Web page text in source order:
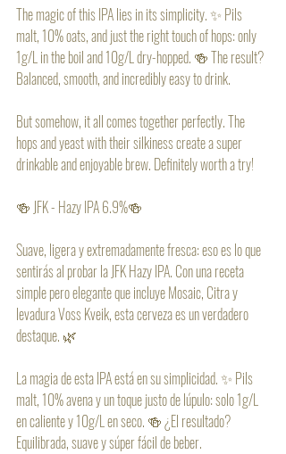
The magic of this IPA lies in its simplicity. ✨ Pils
malt, 10% oats, and just the right touch of hops: only
1g/L in the boil and 10g/L dry-hopped. 🍻 The result?
Balanced, smooth, and incredibly easy to drink.
But somehow, it all comes together perfectly. The
hops and yeast with their silkiness create a super
drinkable and enjoyable brew. Definitely worth a try!
🍻 JFK - Hazy IPA 6.9%🍻
Suave, ligera y extremadamente fresca: eso es lo que
sentirás al probar la JFK Hazy IPA. Con una receta
simple pero elegante que incluye Mosaic, Citra y
levadura Voss Kveik, esta cerveza es un verdadero
destaque. 🌿
La magia de esta IPA está en su simplicidad. ✨ Pils
malt, 10% avena y un toque justo de lúpulo: solo 1g/L
en caliente y 10g/L en seco. 🍻 ¿El resultado?
Equilibrada, suave y súper fácil de beber.